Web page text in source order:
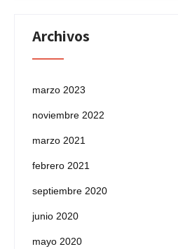
Archivos
marzo 2023
noviembre 2022
marzo 2021
febrero 2021
septiembre 2020
junio 2020
mayo 2020